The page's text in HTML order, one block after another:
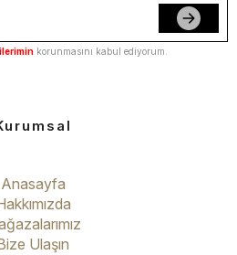
korunmasını kabul ediyorum.
Anasayfa
Ulaşın